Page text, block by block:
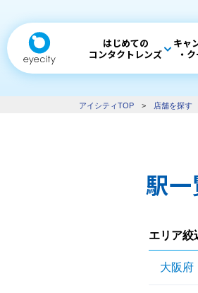
はじめての
コンタクトレンズ
キャ
・
アイシティTOP > 店舗を探す
駅一
エリア絞
大阪府